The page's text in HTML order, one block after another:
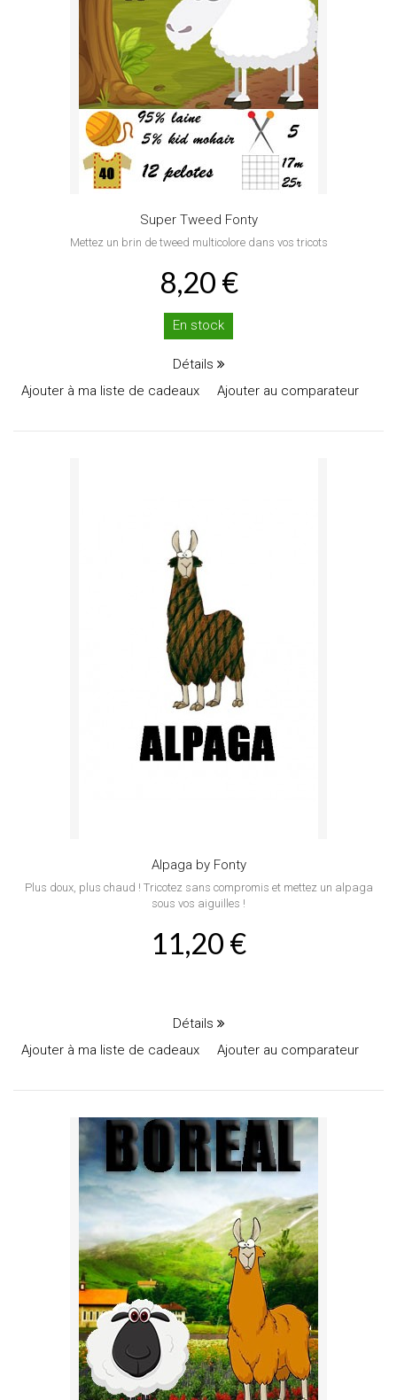
Super Tweed Fonty
Mettez un brin de tweed multicolore dans vos tricots
8,20 €
En stock
Détails
Ajouter à ma liste de cadeaux
Ajouter au comparateur
Alpaga by Fonty
Plus doux, plus chaud ! Tricotez sans compromis et mettez un alpaga
sous vos aiguilles !
11,20 €
Détails
Ajouter à ma liste de cadeaux
Ajouter au comparateur